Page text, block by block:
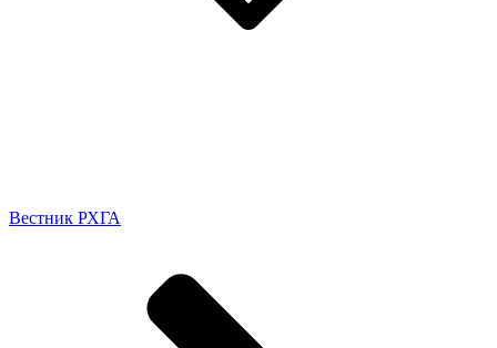
Вестник РХГА